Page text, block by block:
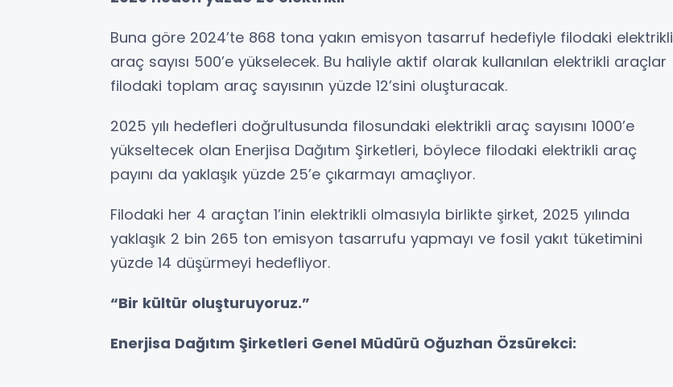
Buna göre 2024’te 868 tona yakın emisyon tasarruf hedefiyle filodaki elektrikli
araç sayısı 500’e yükselecek. Bu haliyle aktif olarak kullanılan elektrikli araçlar
filodaki toplam araç sayısının yüzde 12’sini oluşturacak.
2025 yılı hedefleri doğrultusunda filosundaki elektrikli araç sayısını 1000’e
yükseltecek olan Enerjisa Dağıtım Şirketleri, böylece filodaki elektrikli araç
payını da yaklaşık yüzde 25’e çıkarmayı amaçlıyor.
Filodaki her 4 araçtan 1’inin elektrikli olmasıyla birlikte şirket, 2025 yılında
yaklaşık 2 bin 265 ton emisyon tasarrufu yapmayı ve fosil yakıt tüketimini
yüzde 14 düşürmeyi hedefliyor.
“Bir kültür oluşturuyoruz.”
Enerjisa Dağıtım Şirketleri Genel Müdürü Oğuzhan Özsürekci: